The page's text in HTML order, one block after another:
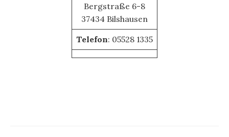
Bergstraße 6-8
37434 Bilshausen
Telefon: 05528 1335